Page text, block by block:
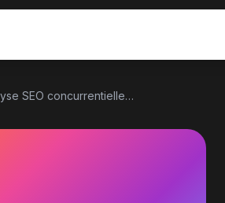
Analyse SEO concurrentielle : décortiquez vos rivaux mot-clé par mot-clé